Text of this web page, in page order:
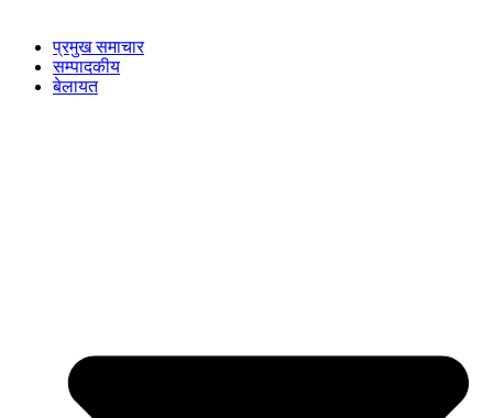
प्रमुख समाचार
सम्पादकीय
बेलायत